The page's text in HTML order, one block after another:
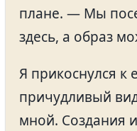
плане. — Мы
здесь, а образ
Я прикоснулся к
причудливый
мной. Создания